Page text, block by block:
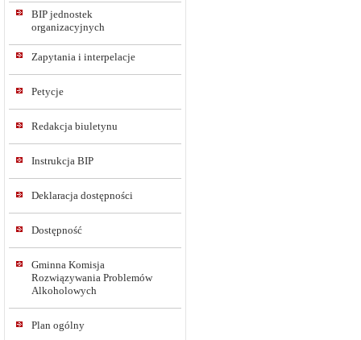
BIP jednostek
organizacyjnych
Zapytania i interpelacje
Petycje
Redakcja biuletynu
Instrukcja BIP
Deklaracja dostępności
Dostępność
Gminna Komisja
Rozwiązywania Problemów
Alkoholowych
Plan ogólny